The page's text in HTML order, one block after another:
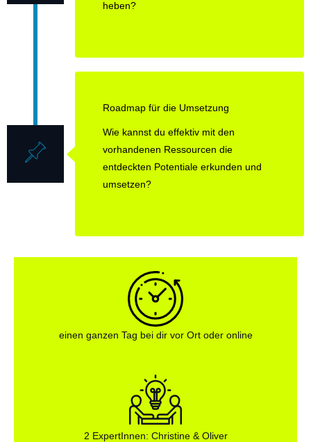
heben?
Roadmap für die Umsetzung
Wie kannst du effektiv mit den
vorhandenen Ressourcen die
entdeckten Potentiale erkunden und
umsetzen?
einen ganzen Tag bei dir vor Ort oder online
2 ExpertInnen: Christine & Oliver